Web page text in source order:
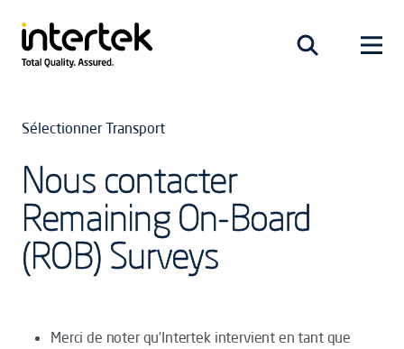
Sélectionner Transport
Nous contacter
Remaining On-Board
(ROB) Surveys
Merci de noter qu’Intertek intervient en tant que